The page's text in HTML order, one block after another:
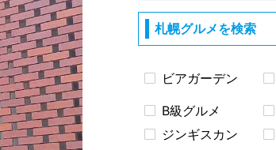
札幌グルメを検索
ビアガーデン
B級グルメ
ジンギスカン